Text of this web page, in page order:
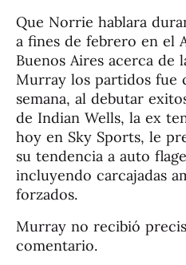
Que Norrie hablara
a fines de febrero en el
Buenos Aires acerca de
Murray los partidos fue
semana, al debutar
de Indian Wells, la ex
hoy en Sky Sports, le
su tendencia a auto
incluyendo carcajadas
forzados.
Murray no recibió
comentario.